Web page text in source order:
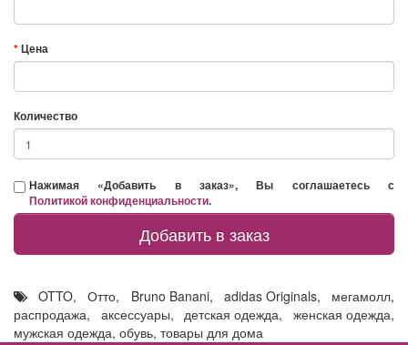
Цена
Количество
Нажимая «Добавить в заказ», Вы соглашаетесь с
Политикой конфиденциальности.
Добавить в заказ
OTTO,Отто, Bruno Banani, adidas Originals, мегамолл,
распродажа, аксессуары,детская одежда,женская одежда,
мужская одежда, обувь, товары для дома